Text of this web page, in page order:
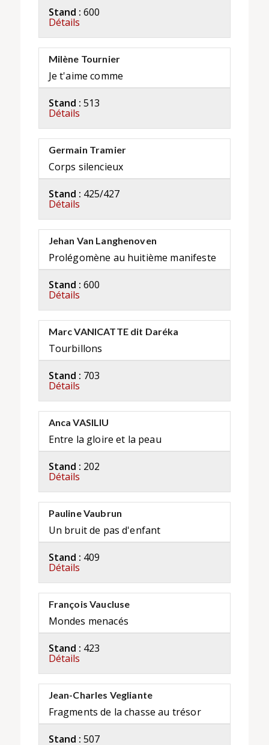
Stand : 600
Détails
Milène Tournier
Je t'aime comme
Stand : 513
Détails
Germain Tramier
Corps silencieux
Stand : 425/427
Détails
Jehan Van Langhenoven
Prolégomène au huitième manifeste
Stand : 600
Détails
Marc VANICATTE dit Daréka
Tourbillons
Stand : 703
Détails
Anca VASILIU
Entre la gloire et la peau
Stand : 202
Détails
Pauline Vaubrun
Un bruit de pas d'enfant
Stand : 409
Détails
François Vaucluse
Mondes menacés
Stand : 423
Détails
Jean-Charles Vegliante
Fragments de la chasse au trésor
Stand : 507